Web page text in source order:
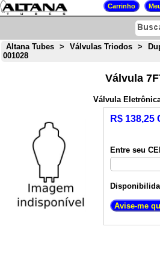
Altana Tubes > Válvulas Triodos >
001028
Válvula
Válvula
R$ 138,25
Entre seu